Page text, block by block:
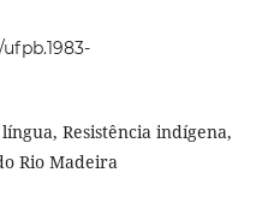
Resistência indígena,
Rio Madeira